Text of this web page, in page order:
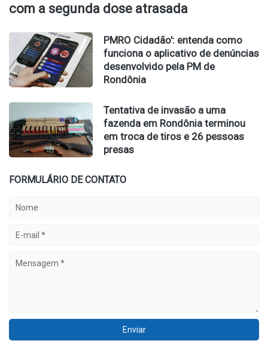
com a segunda dose atrasada
PMRO Cidadão': entenda como
funciona o aplicativo de denúncias
desenvolvido pela PM de
Rondônia
Tentativa de invasão a uma
fazenda em Rondônia terminou
em troca de tiros e 26 pessoas
presas
FORMULÁRIO DE CONTATO